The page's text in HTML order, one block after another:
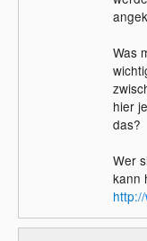
Was
hier
das?
Wer
kann